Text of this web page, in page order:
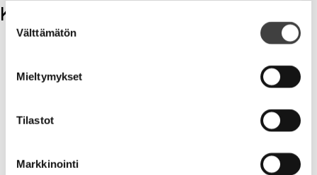
Suostumuksen
valinta
Välttämätön
Mieltymykset
Tilastot
Markkinointi
Kommentit